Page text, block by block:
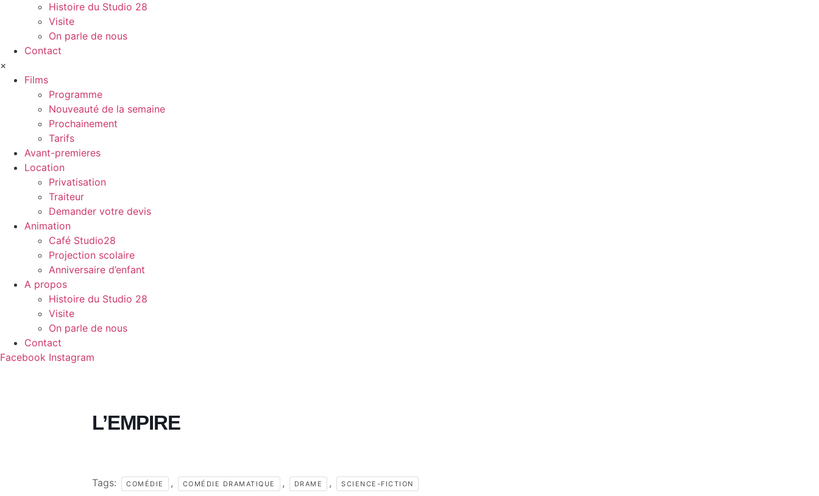
Histoire du Studio 28
Visite
On parle de nous
Contact
×
Films
Programme
Nouveauté de la semaine
Prochainement
Tarifs
Avant-premieres
Location
Privatisation
Traiteur
Demander votre devis
Animation
Café Studio28
Projection scolaire
Anniversaire d’enfant
A propos
Histoire du Studio 28
Visite
On parle de nous
Contact
Facebook Instagram
L’EMPIRE
Tags: COMÉDIE , COMÉDIE DRAMATIQUE , DRAME , SCIENCE-FICTION